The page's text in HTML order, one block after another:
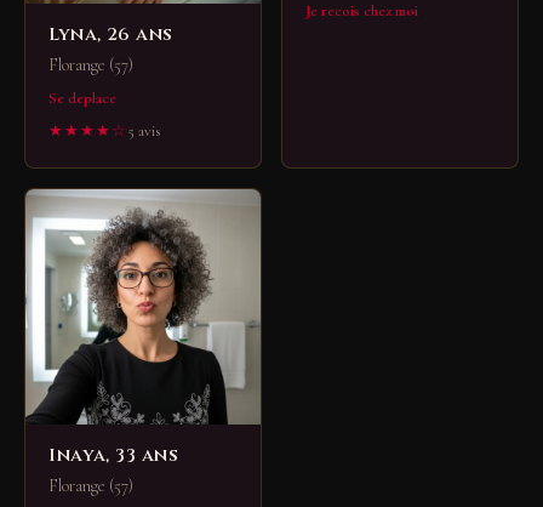
Lyna, 26 ans
Florange (57)
Se deplace
★★★★☆5 avis
Je recois chez moi
Inaya, 33 ans
Florange (57)